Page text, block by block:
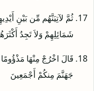
ثُمَّ لآتِيَنَّهُم مِّن بَيْنِ
شَمَائِلِهِمْ وَلاَ تَجِدُ
قَالَ اخْرُجْ مِنْهَا
جَهَنَّمَ مِنكُمْ أَجْمَعِينَ